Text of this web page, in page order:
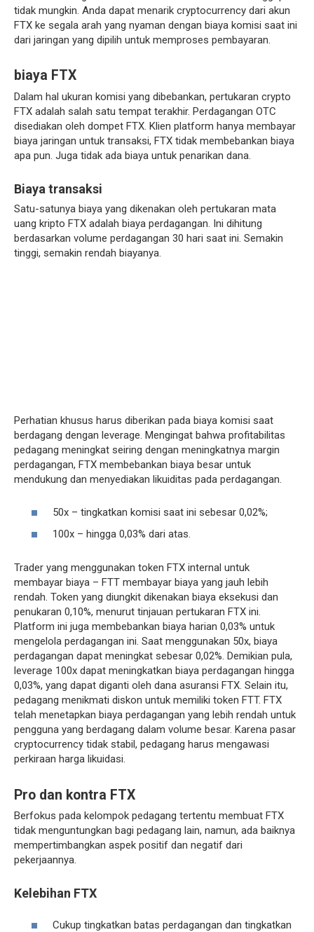
tidak mungkin. Anda dapat menarik cryptocurrency dari akun
FTX ke segala arah yang nyaman dengan biaya komisi saat ini
dari jaringan yang dipilih untuk memproses pembayaran.
biaya FTX
Dalam hal ukuran komisi yang dibebankan, pertukaran crypto
FTX adalah salah satu tempat terakhir. Perdagangan OTC
disediakan oleh dompet FTX. Klien platform hanya membayar
biaya jaringan untuk transaksi, FTX tidak membebankan biaya
apa pun. Juga tidak ada biaya untuk penarikan dana.
Biaya transaksi
Satu-satunya biaya yang dikenakan oleh pertukaran mata
uang kripto FTX adalah biaya perdagangan. Ini dihitung
berdasarkan volume perdagangan 30 hari saat ini. Semakin
tinggi, semakin rendah biayanya.
Perhatian khusus harus diberikan pada biaya komisi saat
berdagang dengan leverage. Mengingat bahwa profitabilitas
pedagang meningkat seiring dengan meningkatnya margin
perdagangan, FTX membebankan biaya besar untuk
mendukung dan menyediakan likuiditas pada perdagangan.
50x – tingkatkan komisi saat ini sebesar 0,02%;
100x – hingga 0,03% dari atas.
Trader yang menggunakan token FTX internal untuk
membayar biaya – FTT membayar biaya yang jauh lebih
rendah. Token yang diungkit dikenakan biaya eksekusi dan
penukaran 0,10%, menurut tinjauan pertukaran FTX ini.
Platform ini juga membebankan biaya harian 0,03% untuk
mengelola perdagangan ini. Saat menggunakan 50x, biaya
perdagangan dapat meningkat sebesar 0,02%. Demikian pula,
leverage 100x dapat meningkatkan biaya perdagangan hingga
0,03%, yang dapat diganti oleh dana asuransi FTX. Selain itu,
pedagang menikmati diskon untuk memiliki token FTT. FTX
telah menetapkan biaya perdagangan yang lebih rendah untuk
pengguna yang berdagang dalam volume besar. Karena pasar
cryptocurrency tidak stabil, pedagang harus mengawasi
perkiraan harga likuidasi.
Pro dan kontra FTX
Berfokus pada kelompok pedagang tertentu membuat FTX
tidak menguntungkan bagi pedagang lain, namun, ada baiknya
mempertimbangkan aspek positif dan negatif dari
pekerjaannya.
Kelebihan FTX
Cukup tingkatkan batas perdagangan dan tingkatkan